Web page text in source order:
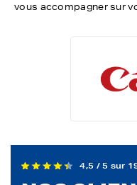
vous accompagner sur
4,5 / 5 sur